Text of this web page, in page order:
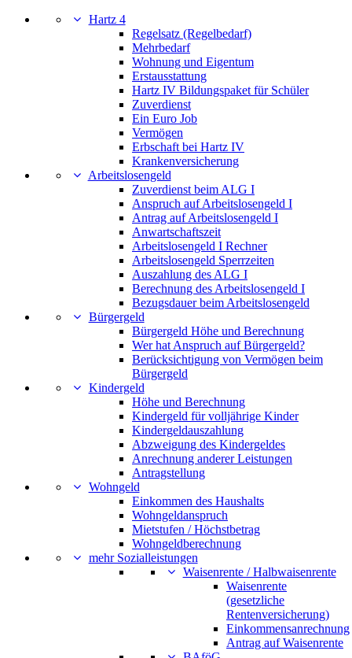
Hartz 4
Regelsatz (Regelbedarf)
Mehrbedarf
Wohnung und Eigentum
Erstausstattung
Hartz IV Bildungspaket für Schüler
Zuverdienst
Ein Euro Job
Vermögen
Erbschaft bei Hartz IV
Krankenversicherung
Arbeitslosengeld
Zuverdienst beim ALG I
Anspruch auf Arbeitslosengeld I
Antrag auf Arbeitslosengeld I
Anwartschaftszeit
Arbeitslosengeld I Rechner
Arbeitslosengeld Sperrzeiten
Auszahlung des ALG I
Berechnung des Arbeitslosengeld I
Bezugsdauer beim Arbeitslosengeld
Bürgergeld
Bürgergeld Höhe und Berechnung
Wer hat Anspruch auf Bürgergeld?
Berücksichtigung von Vermögen beim
Bürgergeld
Kindergeld
Höhe und Berechnung
Kindergeld für volljährige Kinder
Kindergeldauszahlung
Abzweigung des Kindergeldes
Anrechnung anderer Leistungen
Antragstellung
Wohngeld
Einkommen des Haushalts
Wohngeldanspruch
Mietstufen / Höchstbetrag
Wohngeldberechnung
mehr Sozialleistungen
Waisenrente / Halbwaisenrente
Waisenrente
(gesetzliche
Rentenversicherung)
Einkommensanrechnung
Antrag auf Waisenrente